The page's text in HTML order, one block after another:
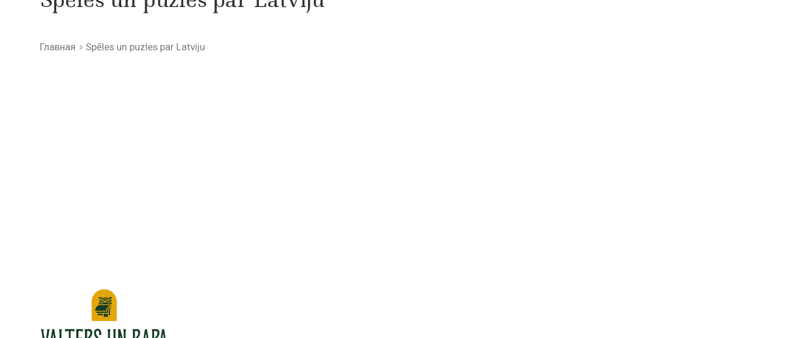
Главная Spēles un puzles par Latviju